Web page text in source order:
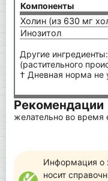
Компоненты
Холин (из 630 мг
Инозитол
Другие
(растительного
† Дневная норма не
желательно во время
Информация о
носит